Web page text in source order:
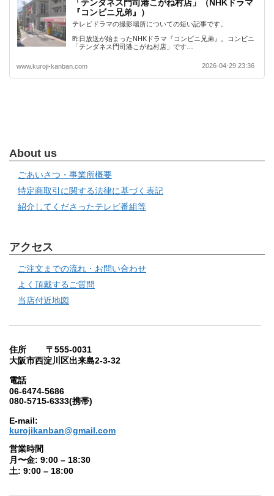
「テンダネス門司港こがね村店」（NHKドラマ
『コンビニ兄弟』）
テレビドラマの撮影場所についての短い記事です。
昨日放送が始まったNHKドラマ『コンビニ兄弟』。コンビニ
「テンダネス門司港こがね村店」です…
www.kuroji-kanban.com 2026-04-29 23:36
About us
ごあいさつ・事業所概要
特定商取引に関する法律に基づく表記
紹介してくださったテレビ番組等
アクセス
ご注文までの流れ・お問い合わせ
よく頂戴するご質問
当店付近地図
住所 〒555-0031
大阪市西淀川区出来島2-3-32
電話
06-6474-5686
080-5715-6333(携帯)
E-mail:
kurojikanban@gmail.com
営業時間
月〜金: 9:00 – 18:30
土: 9:00 – 18:00